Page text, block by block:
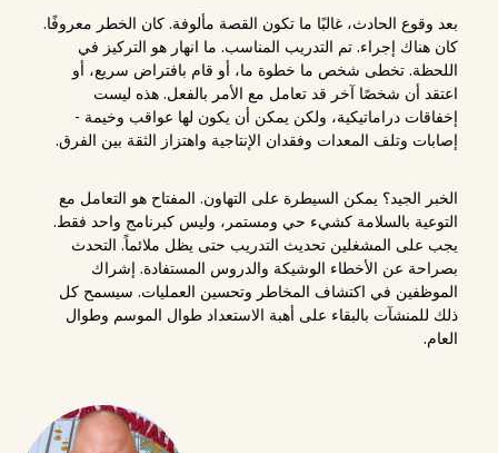
بعد وقوع الحادث، غالبًا ما تكون القصة مألوفة. كان الخطر معروفًا.
كان هناك إجراء. تم التدريب المناسب. ما انهار هو التركيز في
اللحظة. تخطى شخص ما خطوة ما، أو قام بافتراض سريع، أو
اعتقد أن شخصًا آخر قد تعامل مع الأمر بالفعل. هذه ليست
إخفاقات دراماتيكية، ولكن يمكن أن يكون لها عواقب وخيمة -
إصابات وتلف المعدات وفقدان الإنتاجية واهتزاز الثقة بين الفرق.
الخبر الجيد؟ يمكن السيطرة على التهاون. المفتاح هو التعامل مع
التوعية بالسلامة كشيء حي ومستمر، وليس كبرنامج واحد فقط.
يجب على المشغلين تحديث التدريب حتى يظل ملائماً. التحدث
بصراحة عن الأخطاء الوشيكة والدروس المستفادة. إشراك
الموظفين في اكتشاف المخاطر وتحسين العمليات. سيسمح كل
ذلك للمنشآت بالبقاء على أهبة الاستعداد طوال الموسم وطوال
العام.